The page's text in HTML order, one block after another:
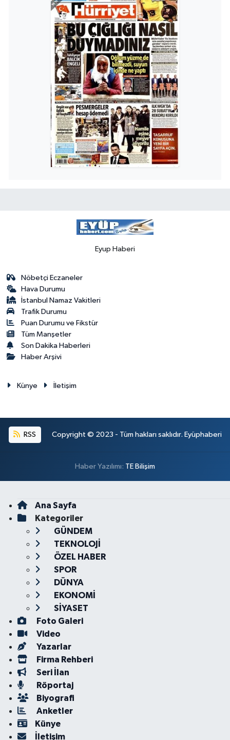
Eyup Haberi
Nöbetçi Eczaneler
Hava Durumu
İstanbul Namaz Vakitleri
Trafik Durumu
Puan Durumu ve Fikstür
Tüm Manşetler
Son Dakika Haberleri
Haber Arşivi
Künye İletişim
RSS Copyright © 2023 - Tüm hakları saklıdır. Eyüphaberi
Haber Yazılımı: TE Bilişim
Ana Sayfa
Kategoriler
GÜNDEM
TEKNOLOJİ
ÖZEL HABER
SPOR
DÜNYA
EKONOMİ
SİYASET
Foto Galeri
Video
Yazarlar
Firma Rehberi
Seri İlan
Röportaj
Biyografi
Anketler
Künye
İletişim